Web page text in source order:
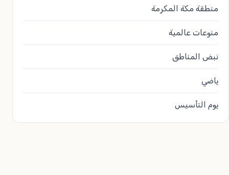
منطقة مكة المكرمة
منوعات عالمية
نبض المناطق
ياضي
يوم التأسيس